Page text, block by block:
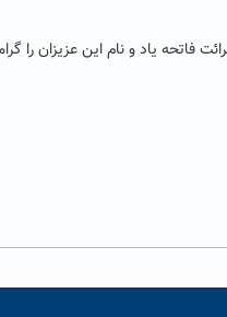
فاتحه یاد و نام این عزیزان را